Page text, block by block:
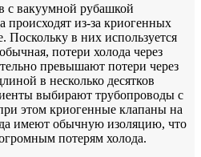
с вакуумной рубашкой
происходят из-за криогенных
Поскольку в них используется
потери холода через
превышают потери через
в несколько десятков
выбирают трубопроводы с
этом криогенные клапаны на
имеют обычную изоляцию, что
потерям холода.